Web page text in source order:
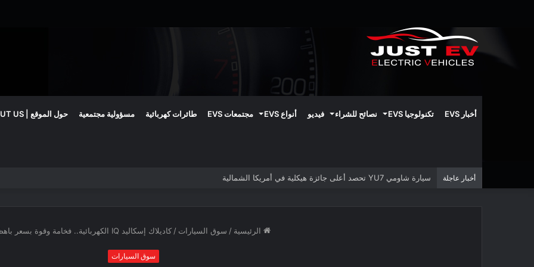
أخبار EVS تكنولوجيا EVS نصائح للشراء فيديو أنواع EVS مجتمعات EVS طائرات كهربائية مسؤولية مجتمعية حول الموقع | ABOUT US
أخبار عاجلة سيارة شاومي YU7 تحصد أعلى جائزة هيكلية في أمريكا الشمالية
الرئيسية / سوق السيارات / كاديلاك إسكاليد IQ الكهربائية.. فخامة وقوة بسعر باهظ
سوق السيارات